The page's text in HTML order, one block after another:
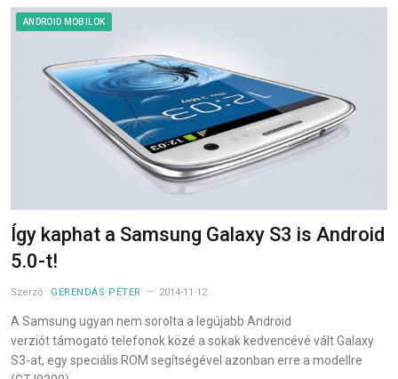
ANDROID MOBILOK
Így kaphat a Samsung Galaxy S3 is Android
5.0-t!
Szerző: GERENDÁS PÉTER 2014-11-12
A Samsung ugyan nem sorolta a legújabb Android
verziót támogató telefonok közé a sokak kedvencévé vált Galaxy
S3-at, egy speciális ROM segítségével azonban erre a modellre